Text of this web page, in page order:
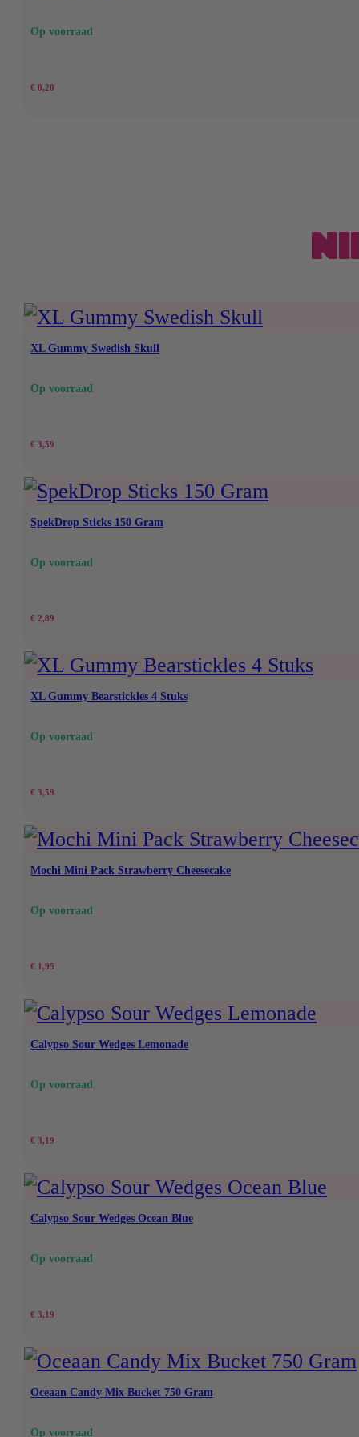
Op voorraad
€ 0,20
XL Gummy Swedish Skull
Op voorraad
€ 3,59
SpekDrop Sticks 150 Gram
Op voorraad
€ 2,89
XL Gummy Bearstickles 4 Stuks
Op voorraad
€ 3,59
Mochi Mini Pack Strawberry Cheesecake
Op voorraad
€ 1,95
Calypso Sour Wedges Lemonade
Op voorraad
€ 3,19
Calypso Sour Wedges Ocean Blue
Op voorraad
€ 3,19
Oceaan Candy Mix Bucket 750 Gram
Op voorraad